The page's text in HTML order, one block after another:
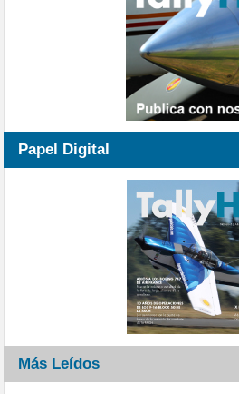
Papel Digital
Más Leídos